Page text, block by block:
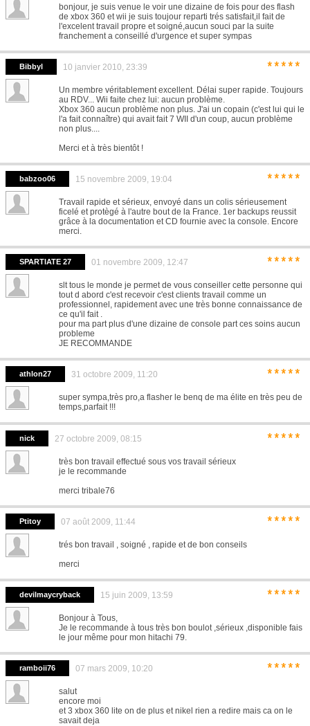
bonjour, je suis venue le voir une dizaine de fois pour des flash
de xbox 360 et wii je suis toujour reparti trés satisfait,il fait de
l'excelent travail propre et soigné,aucun souci par la suite
franchement a conseillé d'urgence et super sympas
Bibbyl 10 janvier 2010, 23:39 *****
Un membre véritablement excellent. Délai super rapide. Toujours
au RDV... Wii faite chez lui: aucun problème.
Xbox 360 aucun problème non plus. J'ai un copain (c'est lui qui le
l'a fait connaître) qui avait fait 7 WII d'un coup, aucun problème
non plus....
Merci et à très bientôt !
babzoo06 15 novembre 2009, 19:04 *****
Travail rapide et sérieux, envoyé dans un colis sérieusement
ficelé et protègé à l'autre bout de la France. 1er backups reussit
grâce à la documentation et CD fournie avec la console. Encore
merci.
SPARTIATE 27 01 novembre 2009, 12:47 *****
slt tous le monde je permet de vous conseiller cette personne qui
tout d abord c'est recevoir c'est clients travail comme un
professionnel, rapidement avec une très bonne connaissance de
ce qu'il fait .
pour ma part plus d'une dizaine de console part ces soins aucun
probleme
JE RECOMMANDE
athlon27 31 octobre 2009, 11:20 *****
super sympa,très pro,a flasher le benq de ma élite en très peu de
temps,parfait !!!
nick 27 octobre 2009, 08:15 *****
très bon travail effectué sous vos travail sérieux
je le recommande
merci tribale76
Ptitoy 07 août 2009, 11:44 *****
trés bon travail , soigné , rapide et de bon conseils
merci
devilmaycryback 15 juin 2009, 13:59 *****
Bonjour à Tous,
Je le recommande à tous très bon boulot ,sérieux ,disponible fais
le jour même pour mon hitachi 79.
ramboii76 07 mars 2009, 10:20 *****
salut
encore moi
et 3 xbox 360 lite on de plus et nikel rien a redire mais ca on le
savait deja